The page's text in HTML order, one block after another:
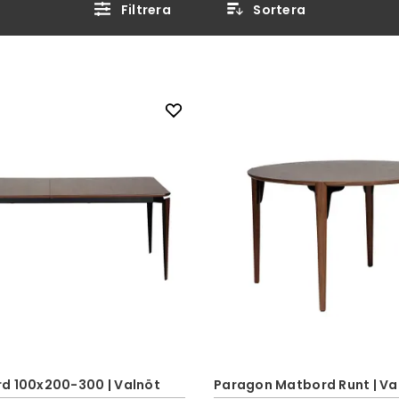
Filtrera Sortera
100x200-300 | Valnöt Paragon Matbord Runt |